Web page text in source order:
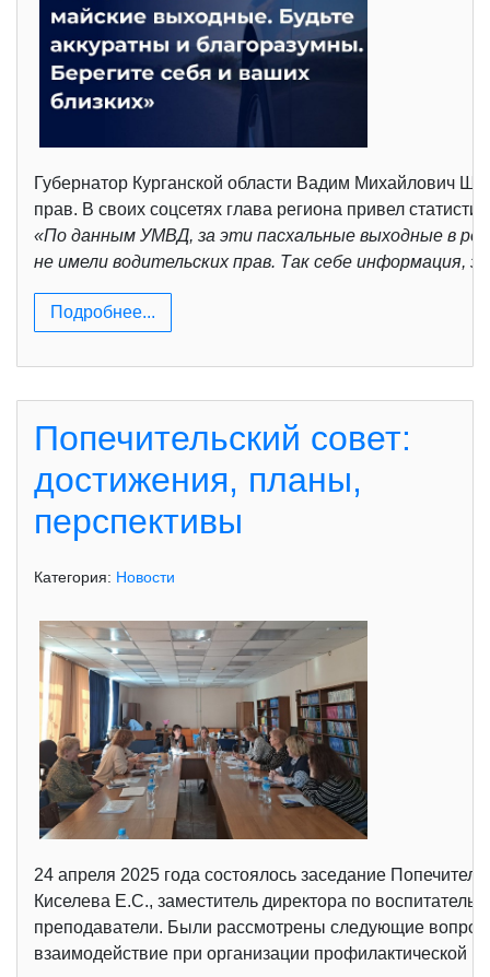
Губернатор Курганской области Вадим Михайлович
прав. В своих соцсетях глава региона привел
«По данным УМВД, за эти пасхальные выходные в
не имели водительских прав. Так себе информация,
Подробнее...
Попечительский совет:
достижения, планы,
перспективы
Категория: Новости
24 апреля 2025 года состоялось заседание
Киселева Е.С., заместитель директора по
преподаватели. Были рассмотрены следующие
взаимодействие при организации профилактической